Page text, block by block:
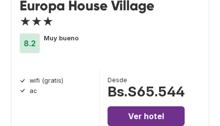
Europa House Village
★★★
8.2
Muy bueno
wifi (gratis)
ac
Desde
Bs.S65.544
Ver hotel